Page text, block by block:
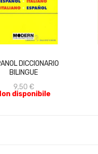
DICCIONARIO
BILINGUE
9,50 €
disponibile
ACQUISTA